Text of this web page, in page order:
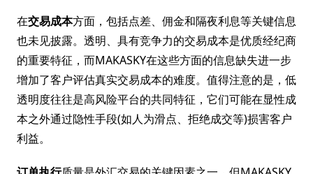
在交易成本方面，包括点差、佣金和隔夜利息等关键信息
也未见披露。透明、具有竞争力的交易成本是优质经纪商
的重要特征，而MAKASKY在这些方面的信息缺失进一步
增加了客户评估真实交易成本的难度。值得注意的是，低
透明度往往是高风险平台的共同特征，它们可能在显性成
本之外通过隐性手段(如人为滑点、拒绝成交等)损害客户
利益。